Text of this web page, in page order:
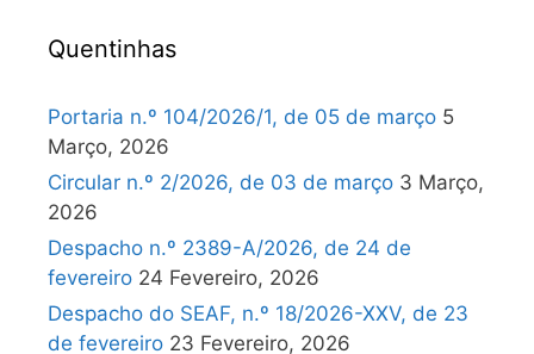
Quentinhas
Portaria n.º 104/2026/1, de 05 de março 5
Março, 2026
Circular n.º 2/2026, de 03 de março 3 Março,
2026
Despacho n.º 2389-A/2026, de 24 de
fevereiro 24 Fevereiro, 2026
Despacho do SEAF, n.º 18/2026-XXV, de 23
de fevereiro 23 Fevereiro, 2026